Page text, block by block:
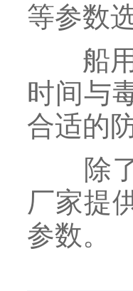
等参数
船用
时间与
合适的
除了
厂家提
参数。